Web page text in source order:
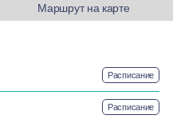
Маршрут на карте
Расписание
Расписание